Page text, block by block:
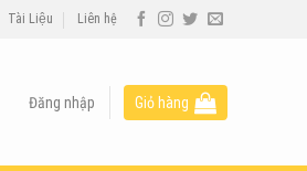
Tài Liệu Liên hệ
Đăng nhập Giỏ hàng